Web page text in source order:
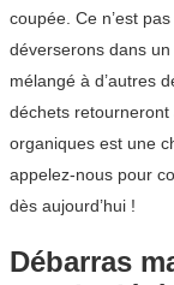
coupée. Ce n’est
déverserons dans
mélangé à d’autres
déchets retourneront
organiques est une
appelez-nous pour
dès aujourd’hui !
Débarras